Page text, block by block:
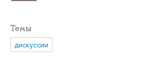
Темы
дискуссии